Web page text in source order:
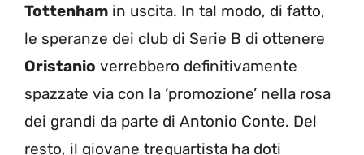
Tottenham in uscita. In tal modo, di fatto,
le speranze dei club di Serie B di ottenere
Oristanio verrebbero definitivamente
spazzate via con la ‘promozione’ nella rosa
dei grandi da parte di Antonio Conte. Del
resto, il giovane trequartista ha doti